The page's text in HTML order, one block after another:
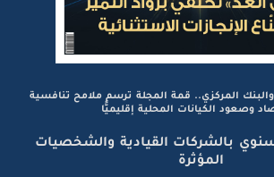
والبنك المركزي.. قمة المجلة ترسم ملامح تنافسية
وصعود الكيانات المحلية إقليميًّا
بالشركات القيادية والشخصيات
المؤثرة